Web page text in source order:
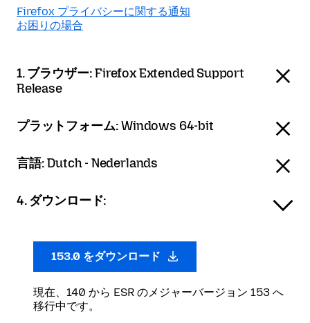
Firefox プライバシーに関する通知
お困りの場合
1. ブラウザー:Firefox Extended Support
Release
プラットフォーム:Windows 64-bit
言語:Dutch - Nederlands
4. ダウンロード:
153.0 をダウンロード
現在、140 から ESR のメジャーバージョン 153 へ
移行中です。